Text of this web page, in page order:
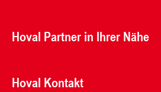
Hoval Partner in Ihrer Nähe
Hoval Kontakt